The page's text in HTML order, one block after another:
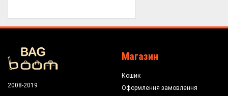
2008-2019
Магазин
Кошик
Оформлення замовлення